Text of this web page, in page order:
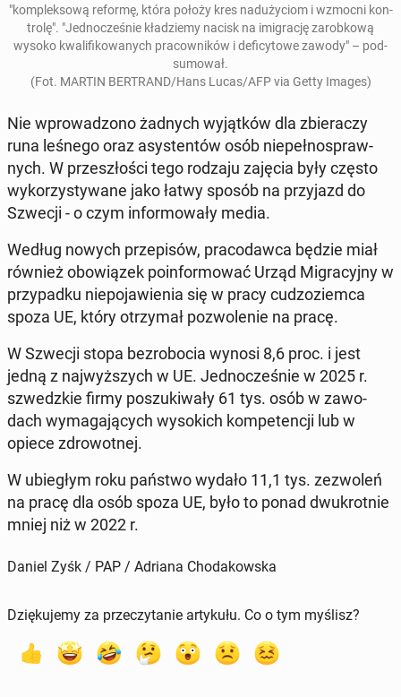
"kom­plek­so­wą reformę, która położy kres nad­uży­ciom i wzmocni kon­
tro­lę". "Jed­no­cze­śnie kła­dzie­my nacisk na imi­gra­cję za­rob­ko­wą
wysoko kwa­li­fi­ko­wa­nych pra­cow­ni­ków i de­fi­cy­to­we zawody" – pod­
su­mo­wał.
(Fot. MARTIN BER­TRAND/Hans Lucas/AFP via Getty Images)
Nie wpro­wa­dzo­no żadnych wy­jąt­ków dla zbie­ra­czy
runa leśnego oraz asy­sten­tów osób nie­peł­no­spraw­
nych. W prze­szło­ści tego rodzaju zajęcia były często
wy­ko­rzy­sty­wa­ne jako łatwy sposób na przy­jazd do
Szwecji - o czym in­for­mo­wa­ły media.
Według nowych prze­pi­sów, pra­co­daw­ca będzie miał
również obo­wią­zek po­in­for­mo­wać Urząd Mi­gra­cyj­ny w
przy­pad­ku nie­po­ja­wie­nia się w pracy cu­dzo­ziem­ca
spoza UE, który otrzy­mał po­zwo­le­nie na pracę.
W Szwecji stopa bez­ro­bo­cia wynosi 8,6 proc. i jest
jedną z naj­wyż­szych w UE. Jed­no­cze­śnie w 2025 r.
szwedz­kie firmy po­szu­ki­wa­ły 61 tys. osób w za­wo­
dach wy­ma­ga­ją­cych wy­so­kich kom­pe­ten­cji lub w
opiece zdro­wot­nej.
W ubie­głym roku państwo wydało 11,1 tys. ze­zwo­leń
na pracę dla osób spoza UE, było to ponad dwu­krot­nie
mniej niż w 2022 r.
Daniel Zyśk / PAP / Adriana Chodakowska
Dziękujemy za przeczytanie artykułu. Co o tym myślisz?